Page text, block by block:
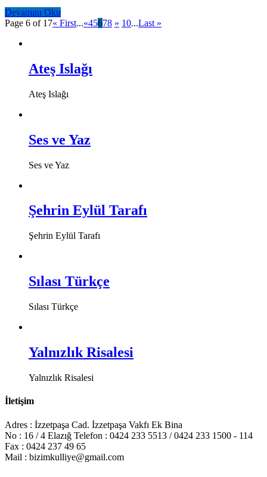
Devamını Oku
Page 6 of 17« First...«45678 » 10...Last »
Ateş Islağı
Ateş Islağı
Ses ve Yaz
Ses ve Yaz
Şehrin Eylül Tarafı
Şehrin Eylül Tarafı
Sılası Türkçe
Sılası Türkçe
Yalnızlık Risalesi
Yalnızlık Risalesi
İletişim
Adres : İzzetpaşa Cad. İzzetpaşa Vakfı Ek Bina
No : 16 / 4 Elazığ Telefon : 0424 233 5513 / 0424 233 1500 - 114
Fax : 0424 237 49 65
Mail : bizimkulliye@gmail.com